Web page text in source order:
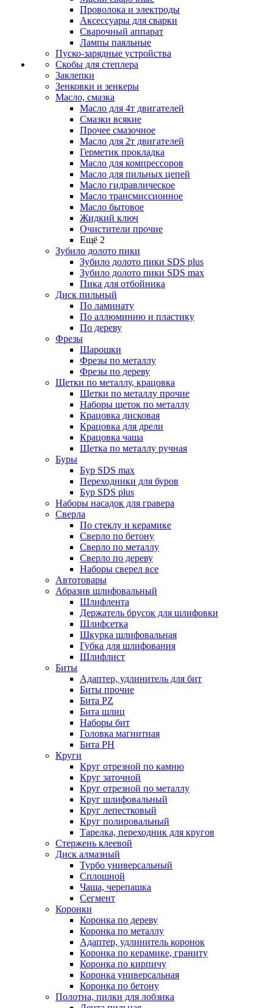
Проволока и электроды
Аксессуары для сварки
Сварочный аппарат
Лампы паяльные
Пуско-зарядные устройства
Скобы для степлера
Заклепки
Зенковки и зенкеры
Масло, смазка
Масло для 4т двигателей
Смазки всякие
Прочее смазочное
Масло для 2т двигателей
Герметик прокладка
Масло для компрессоров
Масло для пильных цепей
Масло гидравлическое
Масло трансмиссионное
Масло бытовое
Жидкий ключ
Очистители прочие
Ещё 2
Зубило долото пики
Зубило долото пики SDS plus
Зубило долото пики SDS max
Пика для отбойника
Диск пильный
По ламинату
По аллюминию и пластику
По дереву
Фрезы
Шарошки
Фрезы по металлу
Фрезы по дереву
Щетки по металлу, крацовка
Щетки по металлу прочие
Наборы щеток по металлу
Крацовка дисковая
Крацовка для дрели
Крацовка чаша
Щетка по металлу ручная
Буры
Бур SDS max
Переходники для буров
Бур SDS plus
Наборы насадок для гравера
Сверла
По стеклу и керамике
Сверло по бетону
Сверло по металлу
Сверло по дереву
Наборы сверел все
Автотовары
Абразив шлифовальный
Шлифлента
Держатель брусок для шлифовки
Шлифсетка
Шкурка шлифовальная
Губка для шлифования
Шлифлист
Биты
Адаптер, удлинитель для бит
Биты прочие
Бита PZ
Бита шлиц
Наборы бит
Головка магнитная
Бита PH
Круги
Круг отрезной по камню
Круг заточной
Круг отрезной по металлу
Круг шлифовальный
Круг лепестковый
Круг полировальный
Тарелка, переходник для кругов
Стержень клеевой
Диск алмазный
Турбо универсальный
Сплошной
Чаша, черепашка
Сегмент
Коронки
Коронка по дереву
Коронка по металлу
Адаптер, удлинитель коронок
Коронка по керамике, граниту
Коронка по кирпичу
Коронка универсальная
Коронка по бетону
Полотна, пилки для лобзика